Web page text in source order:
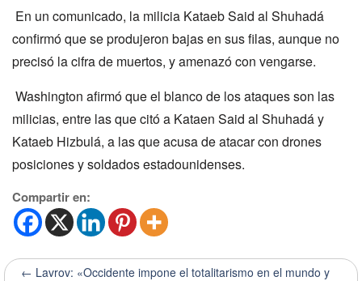
En un comunicado, la milicia Kataeb Said al Shuhadá
confirmó que se produjeron bajas en sus filas, aunque no
precisó la cifra de muertos, y amenazó con vengarse.
Washington afirmó que el blanco de los ataques son las
milicias, entre las que citó a Kataen Said al Shuhadá y
Kataeb Hizbulá, a las que acusa de atacar con drones
posiciones y soldados estadounidenses.
Compartir en:
← Lavrov: «Occidente impone el totalitarismo en el mundo y